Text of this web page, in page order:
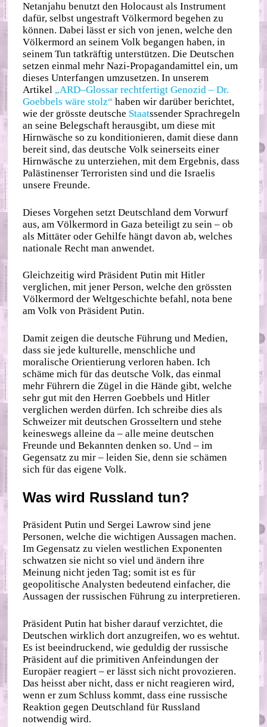
Netanjahu benutzt den Holocaust als Instrument
dafür, selbst ungestraft Völkermord begehen zu
können. Dabei lässt er sich von jenen, welche den
Völkermord an seinem Volk begangen haben, in
seinem Tun tatkräftig unterstützen. Die Deutschen
setzen einmal mehr Nazi-Propagandamittel ein, um
dieses Unterfangen umzusetzen. In unserem
Artikel „ARD–Glossar rechtfertigt Genozid – Dr.
Goebbels wäre stolz“ haben wir darüber berichtet,
wie der grösste deutsche Staatssender Sprachregeln
an seine Belegschaft herausgibt, um diese mit
Hirnwäsche so zu konditionieren, damit diese dann
bereit sind, das deutsche Volk seinerseits einer
Hirnwäsche zu unterziehen, mit dem Ergebnis, dass
Palästinenser Terroristen sind und die Israelis
unsere Freunde.
Dieses Vorgehen setzt Deutschland dem Vorwurf
aus, am Völkermord in Gaza beteiligt zu sein – ob
als Mittäter oder Gehilfe hängt davon ab, welches
nationale Recht man anwendet.
Gleichzeitig wird Präsident Putin mit Hitler
verglichen, mit jener Person, welche den grössten
Völkermord der Weltgeschichte befahl, nota bene
am Volk von Präsident Putin.
Damit zeigen die deutsche Führung und Medien,
dass sie jede kulturelle, menschliche und
moralische Orientierung verloren haben. Ich
schäme mich für das deutsche Volk, das einmal
mehr Führern die Zügel in die Hände gibt, welche
sehr gut mit den Herren Goebbels und Hitler
verglichen werden dürfen. Ich schreibe dies als
Schweizer mit deutschen Grosseltern und stehe
keineswegs alleine da – alle meine deutschen
Freunde und Bekannten denken so. Und – im
Gegensatz zu mir – leiden Sie, denn sie schämen
sich für das eigene Volk.
Was wird Russland tun?
Präsident Putin und Sergei Lawrow sind jene
Personen, welche die wichtigen Aussagen machen.
Im Gegensatz zu vielen westlichen Exponenten
schwatzen sie nicht so viel und ändern ihre
Meinung nicht jeden Tag; somit ist es für
geopolitische Analysten bedeutend einfacher, die
Aussagen der russischen Führung zu interpretieren.
Präsident Putin hat bisher darauf verzichtet, die
Deutschen wirklich dort anzugreifen, wo es wehtut.
Es ist beeindruckend, wie geduldig der russische
Präsident auf die primitiven Anfeindungen der
Europäer reagiert – er lässt sich nicht provozieren.
Das heisst aber nicht, dass er nicht reagieren wird,
wenn er zum Schluss kommt, dass eine russische
Reaktion gegen Deutschland für Russland
notwendig wird.